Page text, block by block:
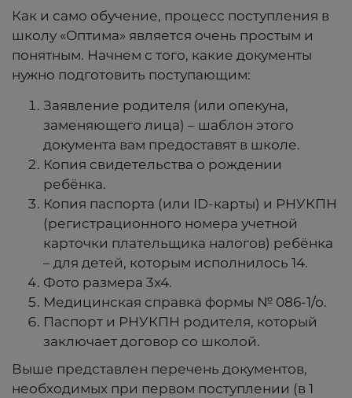
Как и само обучение, процесс поступления в
школу «Оптима» является очень простым и
понятным. Начнем с того, какие документы
нужно подготовить поступающим:
Заявление родителя (или опекуна,
заменяющего лица) – шаблон этого
документа вам предоставят в школе.
Копия свидетельства о рождении
ребёнка.
Копия паспорта (или ID-карты) и РНУКПН
(регистрационного номера учетной
карточки плательщика налогов) ребёнка
– для детей, которым исполнилось 14.
Фото размера 3x4.
Медицинская справка формы № 086-1/о.
Паспорт и РНУКПН родителя, который
заключает договор со школой.
Выше представлен перечень документов,
необходимых при первом поступлении (в 1